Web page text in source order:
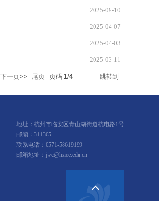
2025-09-10
2025-04-07
2025-04-03
2025-03-11
下一页>> 尾页 页码 1/4 跳转到
地址：杭州市临安区青山湖街道杭电路1号
邮编：311305
联系电话：0571-58619199
邮箱地址：jwc@hziee.edu.cn